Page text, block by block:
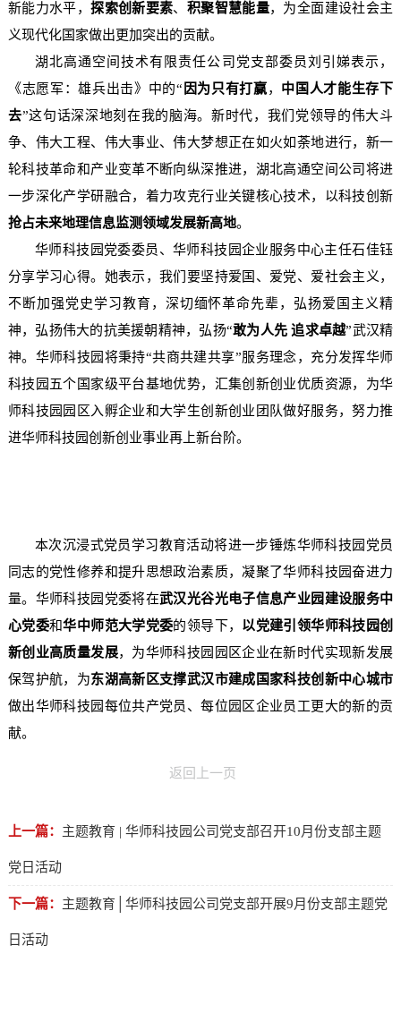
新能力水平，探索创新要素、 积聚智慧能量，为全面建设社会主
义现代化国家做出更加突出的贡献。
湖北高通空间技术有限责任公司党支部委员刘引娣表示，
《志愿军：雄兵出击》中的“ 因为只有打赢， 中国人才能生存下
去”这句话深深地刻在我的脑海。新时代，我们党领导的伟大斗
争、伟大工程、伟大事业、伟大梦想正在如火如荼地进行，新一
轮科技革命和产业变革不断向纵深推进，湖北高通空间公司将进
一步深化产学研融合，着力攻克行业关键核心技术，以科技创新
抢占未来地理信息监测领域发展新高地。
华师科技园党委委员、华师科技园企业服务中心主任石佳钰
分享学习心得。她表示，我们要坚持爱国、爱党、爱社会主义，
不断加强党史学习教育，深切缅怀革命先辈，弘扬爱国主义精
神，弘扬伟大的抗美援朝精神，弘扬“敢为人先 追求卓越”武汉精
神。华师科技园将秉持“共商共建共享”服务理念，充分发挥华师
科技园五个国家级平台基地优势，汇集创新创业优质资源，为华
师科技园园区入孵企业和大学生创新创业团队做好服务，努力推
进华师科技园创新创业事业再上新台阶。
本次沉浸式党员学习教育活动将进一步锤炼华师科技园党员
同志的党性修养和提升思想政治素质，凝聚了华师科技园奋进力
量。华师科技园党委将在武汉光谷光电子信息产业园建设服务中
心党委和华中师范大学党委的领导下， 以党建引领华师科技园创
新创业高质量发展，为华师科技园园区企业在新时代实现新发展
保驾护航，为东湖高新区支撑武汉市建成国家科技创新中心城市
做出华师科技园每位共产党员、每位园区企业员工更大的新的贡
献。
返回上一页
上一篇： 主题教育 | 华师科技园公司党支部召开10月份支部主题
党日活动
下一篇： 主题教育│华师科技园公司党支部开展9月份支部主题党
日活动